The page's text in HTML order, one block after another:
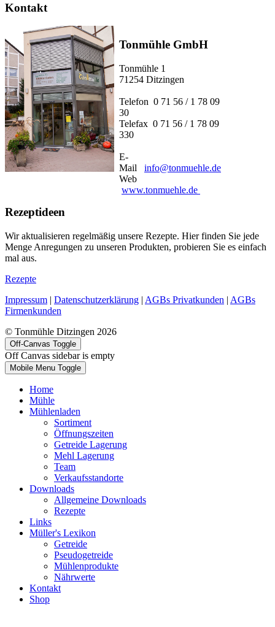
Kontakt
Tonmühle GmbH
Tonmühle 1
71254 Ditzingen
Telefon 0 71 56 / 1 78 09
30
Telefax 0 71 56 / 1 78 09
330
E-
Mail
info@tonmuehle.de
Web
www.tonmuehle.de
Rezeptideen
Wir aktualisieren regelmäßig unsere Rezepte. Hier finden Sie jede
Menge Anregungen zu unseren Produkten, probieren Sie es einfach
mal aus.
Rezepte
Impressum | Datenschutzerklärung | AGBs Privatkunden | AGBs
Firmenkunden
© Tonmühle Ditzingen 2026
Off-Canvas Toggle
Off Canvas sidebar is empty
Mobile Menu Toggle
Home
Mühle
Mühlenladen
Sortiment
Öffnungszeiten
Getreide Lagerung
Mehl Lagerung
Team
Verkaufsstandorte
Downloads
Allgemeine Downloads
Rezepte
Links
Müller's Lexikon
Getreide
Pseudogetreide
Mühlenprodukte
Nährwerte
Kontakt
Shop